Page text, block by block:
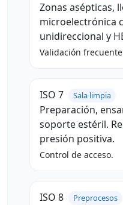
Zonas asépticas,
microelectrónica
unidireccional y
Validación
ISO 7 Sala limpia
Preparación,
soporte estéril.
presión positiva.
Control de acceso.
ISO 8 Preprocesos